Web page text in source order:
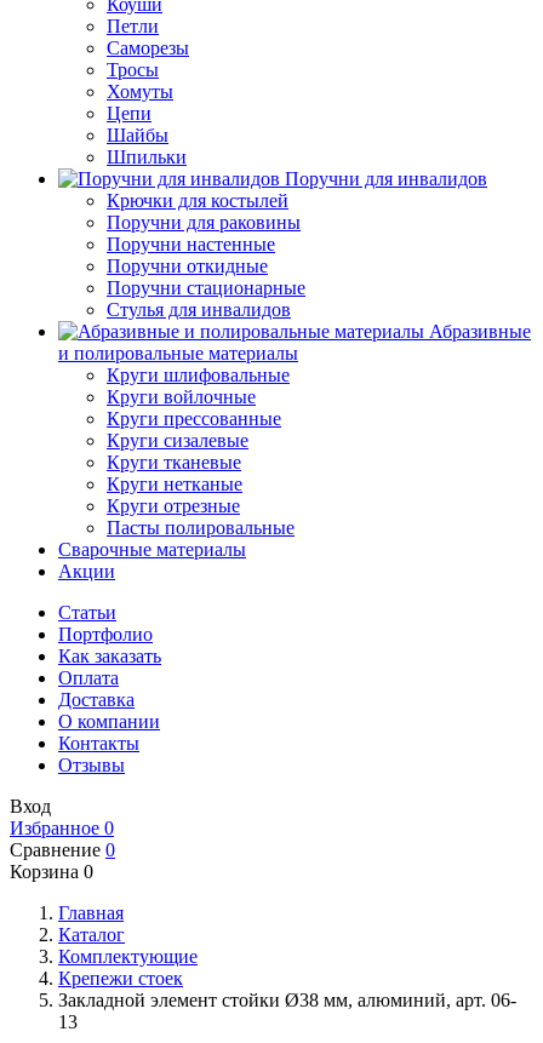
Коуши
Петли
Саморезы
Тросы
Хомуты
Цепи
Шайбы
Шпильки
Поручни для инвалидов
Крючки для костылей
Поручни для раковины
Поручни настенные
Поручни откидные
Поручни стационарные
Стулья для инвалидов
Абразивные
и полировальные материалы
Круги шлифовальные
Круги войлочные
Круги прессованные
Круги сизалевые
Круги тканевые
Круги нетканые
Круги отрезные
Пасты полировальные
Сварочные материалы
Акции
Статьи
Портфолио
Как заказать
Оплата
Доставка
О компании
Контакты
Отзывы
Вход
Избранное 0
Сравнение 0
Корзина 0
Главная
Каталог
Комплектующие
Крепежи стоек
Закладной элемент стойки Ø38 мм, алюминий, арт. 06-
13